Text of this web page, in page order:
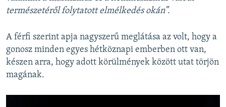
természetéről folytatott elmélkedés okán”.
A férfi szerint apja nagyszerű meglátása az volt, hogy a
gonosz minden egyes hétköznapi emberben ott van,
készen arra, hogy adott körülmények között utat törjön
magának.